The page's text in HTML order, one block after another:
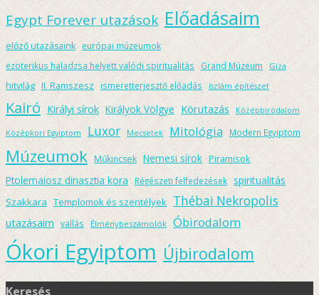
Egypt Forever utazások Előadásaim
előző utazásaink
európai múzeumok
ezoterikus haladzsa helyett valódi spiritualitás
Grand Múzeum Gíza
hitvilág II. Ramszesz ismeretterjesztő előadás Iszlám építészet
Kairó Királyi sírok Királyok Völgye Körutazás Középbirodalom
Középkori Egyiptom Luxor Mecsetek Mitológia Modern Egyiptom
Múzeumok Műkincsek Nemesi sírok Piramisok
Ptolemaiosz dinasztia kora
Régészeti felfedezések spiritualitás
Szakkara Templomok és szentélyek Thébai Nekropolis
utazásaim vallás Élménybeszámolók Óbirodalom
Ókori Egyiptom Újbirodalom
Keresés